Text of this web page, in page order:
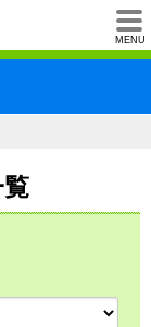
MENU
人石川